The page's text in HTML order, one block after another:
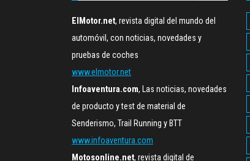
ElMotor.net, revista digital del mundo del
automóvil, con noticias, novedades y
pruebas de coches
www.elmotor.net
Infoaventura.com, Las noticias, novedades
de producto y test de material de
Senderismo, Trail Running y BTT
www.infoaventura.com
Motosonline.net, revista digital de